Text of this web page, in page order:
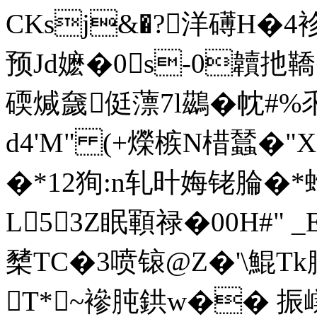
CKsj&�?洋礡H�4袗
预Jd嬷�0s-0韥扡
碝煘奯侹薸7l鷀�帎
d4'M" (+爃槉N棤蠺�"X
�*12狥:n轧旪娒铑腀�*蚮
L53Z眠顐禄�00H#"
櫫TC�3喷锿@Z�'\鯤Tk
T*~襂肫鉷w�� 振